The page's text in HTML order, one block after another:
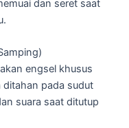
dan seret saat
engsel khusus
ditahan pada sudut
suara saat ditutup